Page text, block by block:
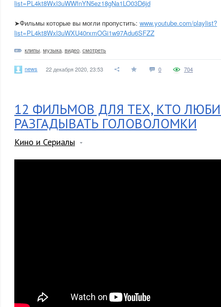
list=PL4kt8Wxl3uWWfnYN5ez18gNa1LO03D6jd
➤Фильмы которые вы могли пропустить: www.youtube.com/playlist?
list=PL4kt8Wxl3uWXU40rxmOGi1w97Adu6SFZZ
клипы музыка видео смотреть
news 22 декабря 2020, 23:53 0 704
12 ФИЛЬМОВ ДЛЯ ТЕХ, КТО
РАЗГАДЫВАТЬ ГОЛОВОЛОМКИ
Кино и Сериалы